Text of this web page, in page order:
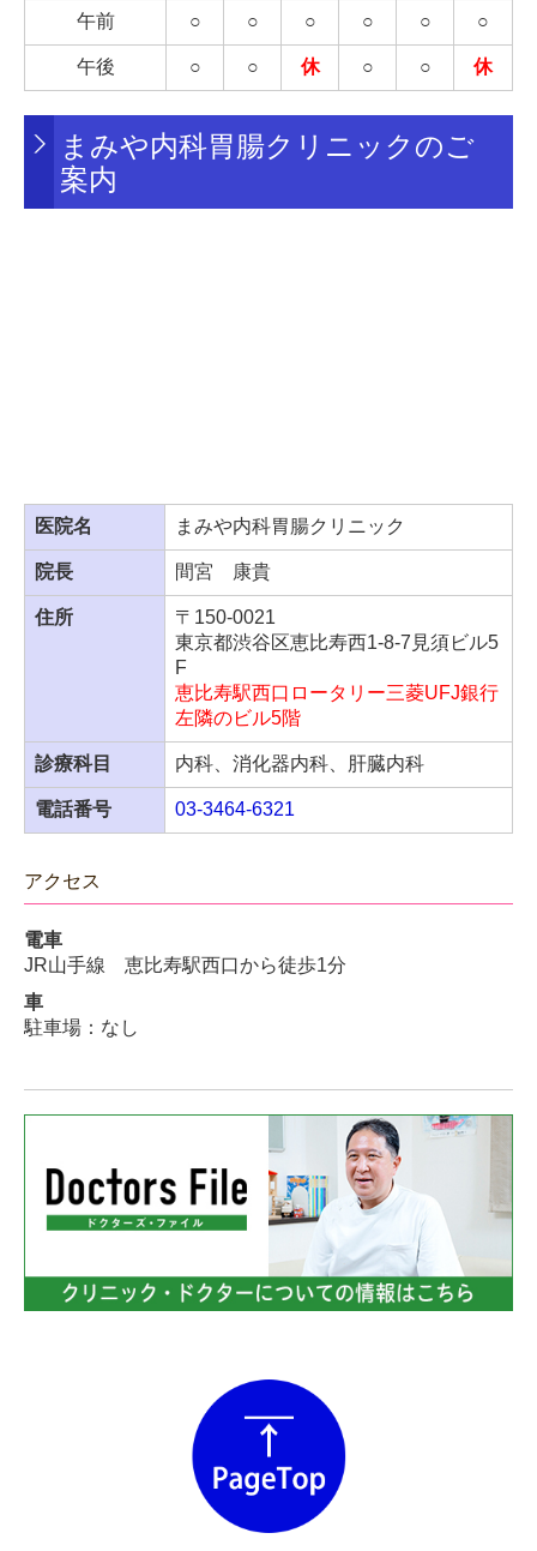
ご理解・ご協力の程、よろしくお願いいたします。
2）医療情報の取り扱いについて
当院はオンライン資格確認を行う体制有しております。
報その他必要な診療情報を取得、活用して診療を行って
おります。
3）明細書発行について
いたします。
御来院いただいた患者様でも、我々の判断で再来をお
願いする場合もありますので、ご了承の程宜しくお願
い申し上げます。
感染法上の分類が５類に変更されても新型コロナの感
染力が弱くなったわけではありません。
防するため、我々スタッフも日々努力しております。
ご迷惑をおかけしますが、ご理解いただけます様重ね
てお願い申しあげます。
午前 ○ ○ ○ ○ ○ ○
午後 ○ ○ 休 ○ ○ 休
まみや内科胃腸クリニックのご
案内
医院名 まみや内科胃腸クリニック
院長 間宮 康貴
住所
〒150-0021
東京都渋谷区恵比寿西1-8-7見須ビル5
F
恵比寿駅西口ロータリー三菱UFJ銀行
左隣のビル5階
診療科目 内科、消化器内科、肝臓内科
電話番号 03-3464-6321
アクセス
電車
JR山手線 恵比寿駅西口から徒歩1分
車
駐車場：なし